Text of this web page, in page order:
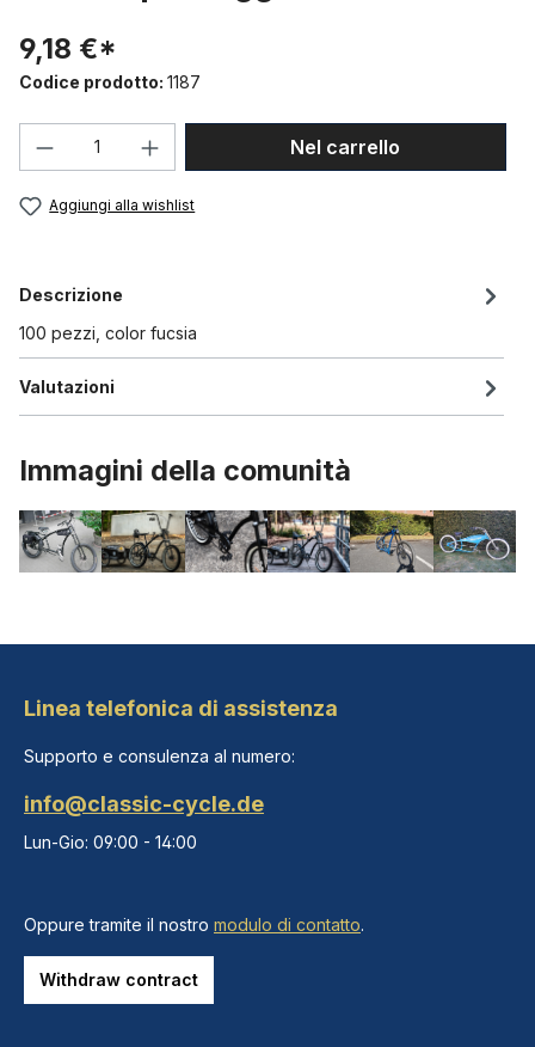
9,18 €*
Codice prodotto: 1187
Quantità del prodotto: inserisci la
Nel carrello
Aggiungi alla wishlist
Descrizione
100 pezzi, color fucsia
Valutazioni
Immagini della comunità
Linea telefonica di assistenza
Supporto e consulenza al numero:
info@classic-cycle.de
Lun-Gio: 09:00 - 14:00
Oppure tramite il nostro modulo di contatto.
Withdraw contract